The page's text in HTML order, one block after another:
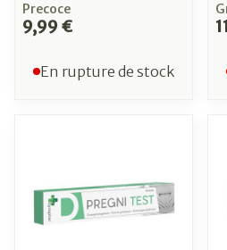
Precoce
9,99 €
En rupture de stock